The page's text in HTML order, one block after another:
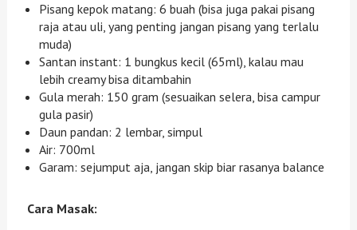
Pisang kepok matang: 6 buah (bisa juga pakai pisang
raja atau uli, yang penting jangan pisang yang terlalu
muda)
Santan instant: 1 bungkus kecil (65ml), kalau mau
lebih creamy bisa ditambahin
Gula merah: 150 gram (sesuaikan selera, bisa campur
gula pasir)
Daun pandan: 2 lembar, simpul
Air: 700ml
Garam: sejumput aja, jangan skip biar rasanya balance
Cara Masak: